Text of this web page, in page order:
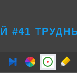
#41